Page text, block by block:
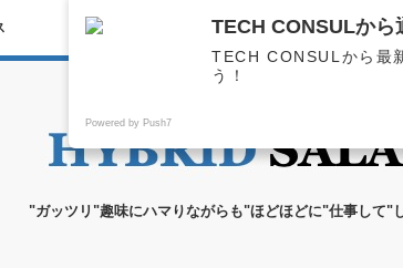
無料メール講座 ブ
"ガッツリ"趣味にハマりながらも"ほどほどに"仕事して"
TECH CONSULから
TECH CONSULから最
う！
Powered by Push7